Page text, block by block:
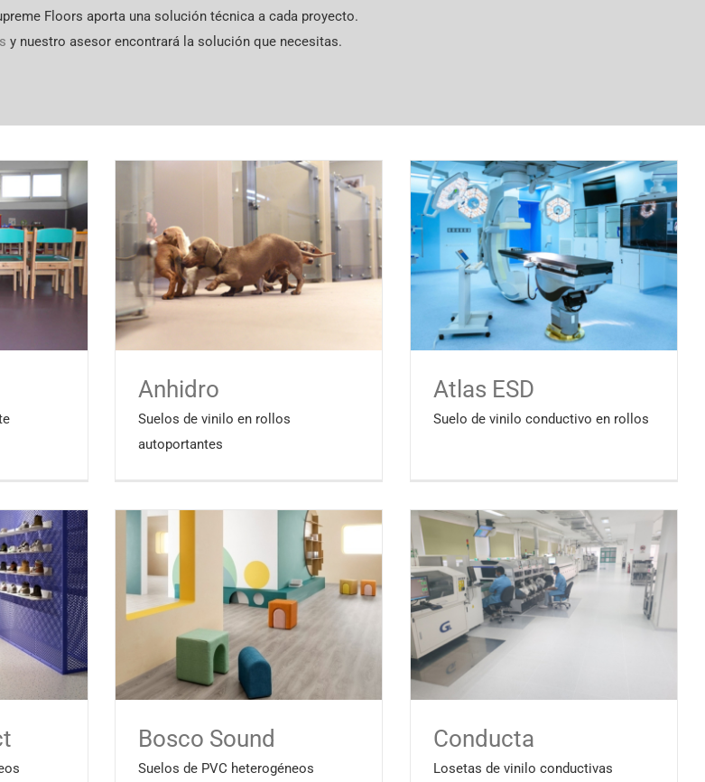
Floors aporta una solución técnica a cada proyecto.
y nuestro asesor encontrará la solución que necesitas.
Anhidro
Suelos de vinilo en rollos
autoportantes
Atlas ESD
Suelo de vinilo conductivo en rollos
Bosco Sound
Suelos de PVC heterogéneos
Conducta
Losetas de vinilo conductivas